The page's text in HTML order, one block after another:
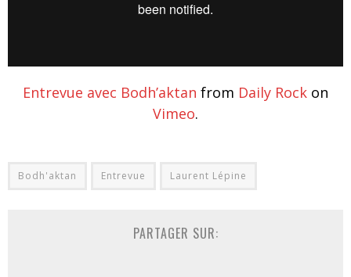
Entrevue avec Bodh’aktan from Daily Rock on
Vimeo.
Bodh'aktan Entrevue Laurent Lépine
PARTAGER SUR: